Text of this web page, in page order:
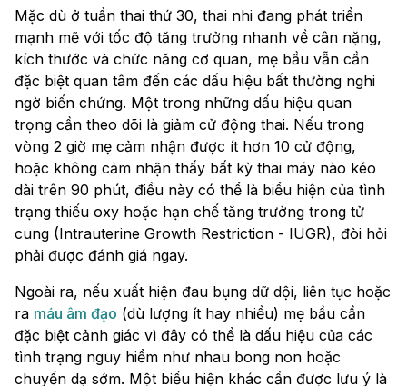
Mặc dù ở tuần thai thứ 30, thai nhi đang phát triển
mạnh mẽ với tốc độ tăng trưởng nhanh về cân nặng,
kích thước và chức năng cơ quan, mẹ bầu vẫn cần
đặc biệt quan tâm đến các dấu hiệu bất thường nghi
ngờ biến chứng. Một trong những dấu hiệu quan
trọng cần theo dõi là giảm cử động thai. Nếu trong
vòng 2 giờ mẹ cảm nhận được ít hơn 10 cử động,
hoặc không cảm nhận thấy bất kỳ thai máy nào kéo
dài trên 90 phút, điều này có thể là biểu hiện của tình
trạng thiếu oxy hoặc hạn chế tăng trưởng trong tử
cung (Intrauterine Growth Restriction - IUGR), đòi hỏi
phải được đánh giá ngay.
Ngoài ra, nếu xuất hiện đau bụng dữ dội, liên tục hoặc
ra máu âm đạo (dù lượng ít hay nhiều) mẹ bầu cần
đặc biệt cảnh giác vì đây có thể là dấu hiệu của các
tình trạng nguy hiểm như nhau bong non hoặc
chuyển dạ sớm. Một biểu hiện khác cần được lưu ý là